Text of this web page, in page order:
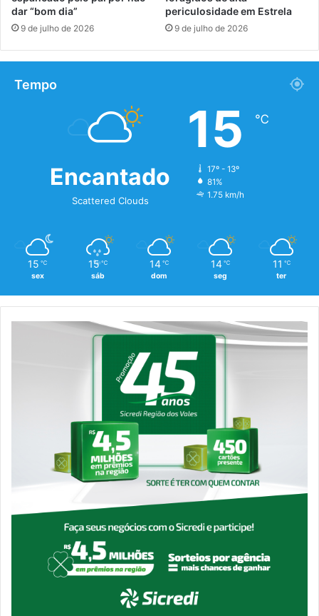
dar “bom dia”
9 de julho de 2026
periculosidade em Estrela
9 de julho de 2026
Tempo
Encantado
Scattered Clouds
15 ℃
17º - 13º
81%
1.75 km/h
15 ℃
sex
15 ℃
sáb
14 ℃
dom
14 ℃
seg
11 ℃
ter